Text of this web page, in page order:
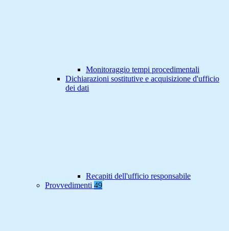
Monitoraggio tempi procedimentali
Dichiarazioni sostitutive e acquisizione d'ufficio
dei dati
Recapiti dell'ufficio responsabile
Provvedimenti 49